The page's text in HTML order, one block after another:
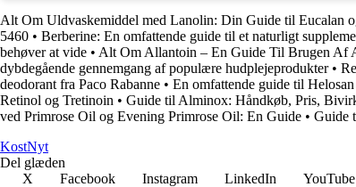
Alt Om Uldvaskemiddel med Lanolin: Din Guide til Eucalan
5460 • Berberine: En omfattende guide til et naturligt
behøver at vide • Alt Om Allantoin – En Guide Til Brugen Af
dybdegående gennemgang af populære hudplejeprodukter•
deodorant fra Paco Rabanne • En omfattende guide til
Retinol og Tretinoin • Guide til Alminox: Håndkøb, Pris,
ved Primrose Oil og Evening Primrose Oil: En Guide • Guide
KostNyt
Del glæden
X
Facebook Instagram LinkedIn YouTube